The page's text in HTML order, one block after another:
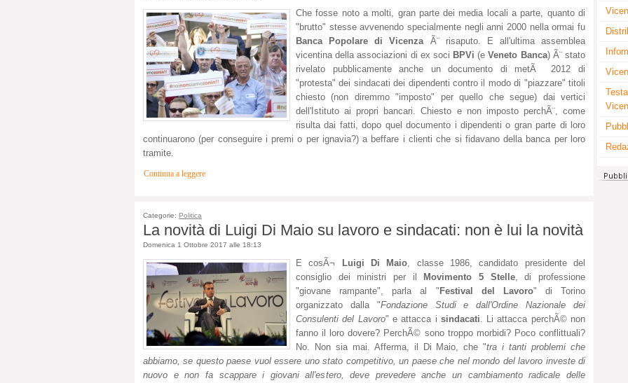
Che fosse noto a molti, gran parte dei media locali a parte, quanto di
"brutto" stesse avvenendo specialmente negli anni 2000 nella ormai fu
Banca Popolare di Vicenza Ã¨ risaputo. E all'ultima assemblea
vicentina della associazioni di ex soci BPVi (eVeneto Banca) Ã¨ stato
rivelato pubblicamente anche un documento di metÃ 2012 di
"protesta" dei sindacati dei dipendenti contro il modo di "piazzare" titoli
chiesto (non diremmo "imposto" per quello che segue) dai vertici
dell'Istituto ai propri bancari. Chiesto e non imposto perchÃ¨, come
risulta dai fatti, dopo quel documento i dipendenti o gran parte di loro
continuarono (per conseguire i premi o per ignavia?) a beffare i clienti che si fidavano della banca per loro
tramite.
Continua a leggere
Categorie: Politica
La novità di Luigi Di Maio su lavoro e sindacati: non è lui la novità
Domenica 1 Ottobre 2017 alle 18:13
E cosÃ¬ Luigi Di Maio, classe 1986, candidato presidente del
consiglio dei ministri per il
Movimento 5 Stelle, di professione
"giovane rampante", parla al " Festival del Lavoro" di Torino
organizzato dalla "Fondazione Studi e dall'Ordine Nazionale dei
Consulenti del Lavoro" e attacca i sindacati. Li attacca perchÃ© non
fanno il loro dovere? PerchÃ© sono troppo morbidi? Poco conflittuali?
No. Non sia mai. Afferma, il Di Maio, che "tra i tanti problemi che
abbiamo, se questo paese vuol essere uno stato competitivo, un paese che nel mondo del lavoro investe di
nuovo e non fa scappare i giovani all'estero, deve prevedere anche un cambiamento radicale delle